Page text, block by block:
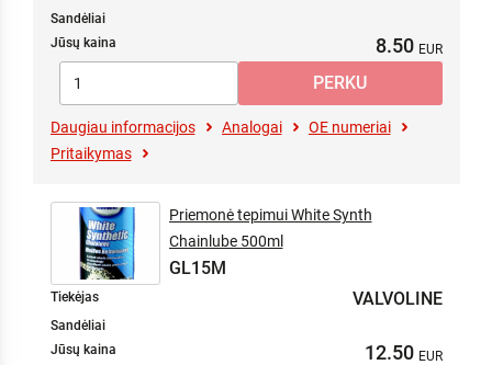
Sandėliai
Jūsų kaina
8.50
Daugiau informacijos Analogai
OE numeriai
Pritaikymas
Priemonė tepimui White Synth
Chainlube 500ml
GL15M
Tiekėjas VALVOLINE
Sandėliai
Jūsų kaina
12.50